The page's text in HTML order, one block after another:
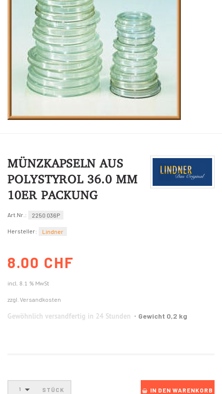
MÜNZKAPSELN AUS
POLYSTYROL 36.0 MM
10ER PACKUNG
Art.Nr.: 2250 036P
Hersteller: Lindner
8.00 CHF
incl. 8.1 % MwSt
zzgl. Versandkosten
Gewöhnlich versandfertig in 24 Stunden Gewicht 0,2 kg
1 STÜCK IN DEN WARENKORB